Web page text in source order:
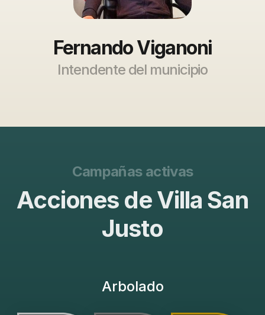
Fernando Viganoni
Intendente del municipio
Campañas activas
Acciones de Villa San
Justo
Arbolado